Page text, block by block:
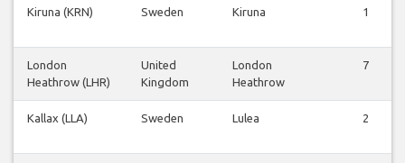
Kiruna (KRN) Sweden Kiruna 1
London
Heathrow (LHR)
United
Kingdom
London
Heathrow
7
Kallax (LLA) Sweden Lulea 2